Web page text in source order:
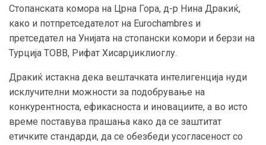
Стопанската комора на Црна Гора, д-р Нина Дракиќ,
како и потпретседателот на Eurochambres и
претседател на Унијата на стопански комори и берзи на
Турција TOBB, Рифат Хисарџиклиоглу.
Дракиќ истакна дека вештачката интелигенција нуди
исклучителни можности за подобрување на
конкурентноста, ефикасноста и иновациите, а во исто
време поставува прашања како да се заштитат
етичките стандарди, да се обезбеди усогласеност со